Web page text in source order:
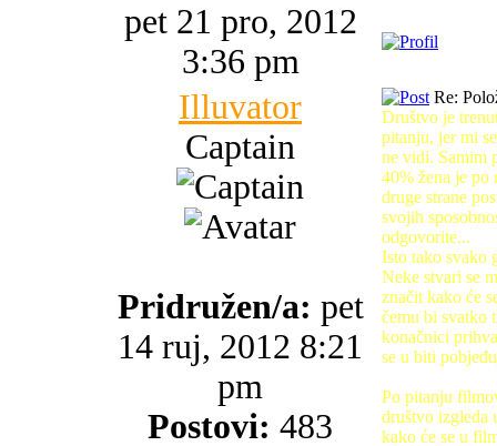
pet 21 pro, 2012
3:36 pm
Illuvator
Captain
Pridružen/a: pet
14 ruj, 2012 8:21
pm
Postovi: 483
Re:
Društvo je
pitanju, jer mi
ne vidi. Samim
40% žena je po
druge strane
svojih
odgovorite...
Isto tako svako
Neke stvari se
značit kako će
čemu bi svatko
konačnici
se u biti
Po pitanju
društvo izgleda
kako će se u